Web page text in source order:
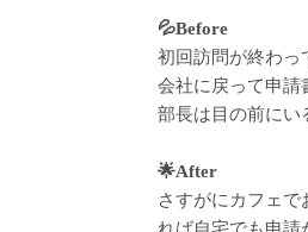
💦Before
初回訪問が終わっ
会社に戻って申請
部長は目の前に
🌟After
さすがにカフェで